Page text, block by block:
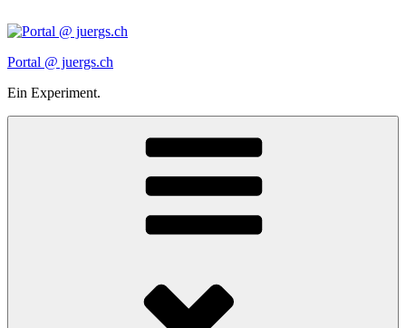
Inhalt
Portal @ juergs.ch
Ein Experiment.